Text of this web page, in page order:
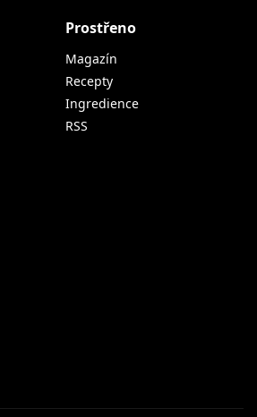
Prostřeno
Magazín
Recepty
Ingredience
RSS